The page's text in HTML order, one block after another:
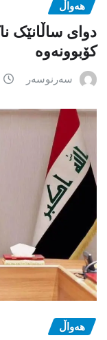
هەواڵ
دوای ساڵانێک
کۆبوونەوە
سەرنوسەر
هەواڵ